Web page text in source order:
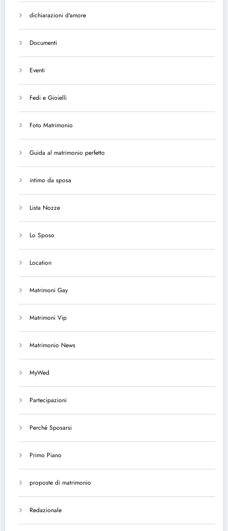
dichiarazioni d'amore
Documenti
Eventi
Fedi e Gioielli
Foto Matrimonio
Guida al matrimonio perfetto
intimo da sposa
Lista Nozze
Lo Sposo
Location
Matrimoni Gay
Matrimoni Vip
Matrimonio News
MyWed
Partecipazioni
Perché Sposarsi
Primo Piano
proposte di matrimonio
Redazionale